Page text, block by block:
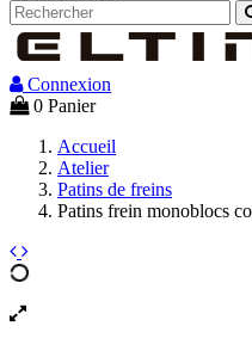
Connexion
0 Panier
Accueil
Atelier
Patins de freins
Patins frein monoblocs